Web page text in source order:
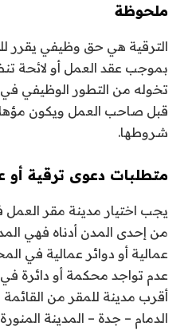
ملحوظة
الترقية هي حق وظيفي يقرر
بموجب عقد العمل أو لائحة
تخوله من التطور الوظيفي
قبل صاحب العمل ويكون
شروطها.
متطلبات دعوى ترقية أو
يجب اختيار مدينة مقر العمل
من إحدى المدن أدناه فهي
عمالية أو دوائر عمالية في
عدم تواجد محكمة أو دائرة في
أقرب مدينة للمقر من القائمة
الدمام – جدة – المدينة